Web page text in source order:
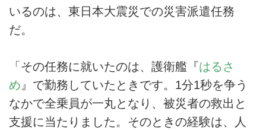
いるのは、東日本大震災での災害派遣任務
だ。
「その任務に就いたのは、護衛艦『はるさ
め 』で勤務していたときです。1分1秒を争う
なかで全乗員が一丸となり、被災者の救出と
支援に当たりました。そのときの経験は、人